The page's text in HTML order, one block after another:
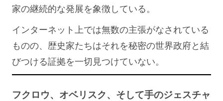
家の継続的な発展を象徴している。
インターネット上では無数の主張がなされている
ものの、歴史家たちはそれを秘密の世界政府と結
びつける証拠を一切見つけていない。
フクロウ、オベリスク、そして手のジェスチャ